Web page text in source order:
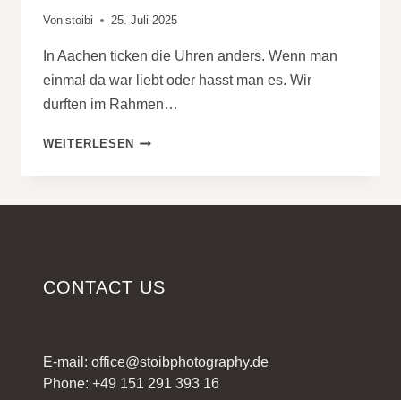
Von stoibi 25. Juli 2025
In Aachen ticken die Uhren anders. Wenn man
einmal da war liebt oder hasst man es. Wir
durften im Rahmen…
WEITERLESEN CHIO
CONTACT US
E-mail: office@stoibphotography.de
Phone: +49 151 291 393 16